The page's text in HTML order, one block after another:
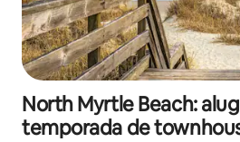
North Myrtle Beach:
temporada de